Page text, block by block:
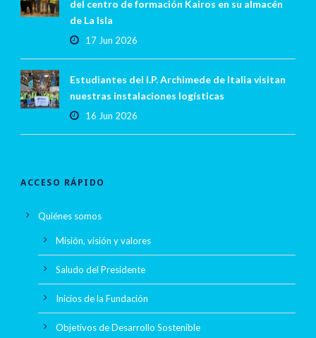
del centro de formación Kairos en su almacén
de La Isla
17 Jun 2026
Estudiantes del I.P. Archimede de Italia visitan
nuestras instalaciones logísticas
16 Jun 2026
ACCESO RÁPIDO
Quiénes somos
Misión, visión y valores
Saludo del Presidente
Inicios de la Fundación
Objetivos de Desarrollo Sostenible